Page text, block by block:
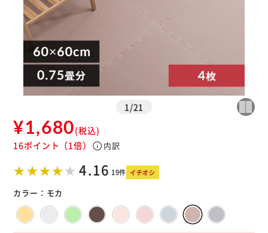
1 /21
¥1,680(税込)
16ポイント （1倍） info内訳
4.16 19件 イチオシ
カラー： モカ
※ご確認ください
カートに入れる